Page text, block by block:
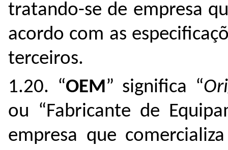
tratando-se de empresa
acordo com as
terceiros.
1.20. “OEM” significa “
ou “Fabricante de
empresa que